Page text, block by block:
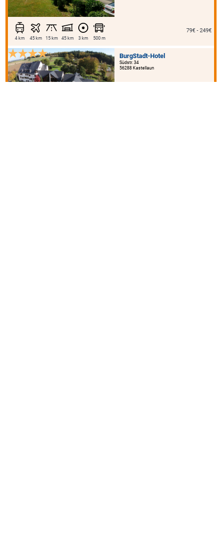
4 km 45 km 15 km 45 km 3 km 500 m
79€ - 249€
BurgStadt-Hotel
Südstr. 34
56288 Kastellaun